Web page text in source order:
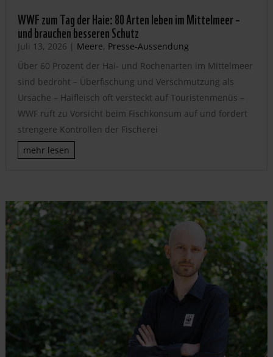
WWF zum Tag der Haie: 80 Arten leben im Mittelmeer –
und brauchen besseren Schutz
Juli 13, 2026 | Meere, Presse-Aussendung
Über 60 Prozent der Hai- und Rochenarten im Mittelmeer
sind bedroht – Überfischung und Verschmutzung als
Ursache – Haifleisch oft versteckt auf Touristenmenüs –
WWF ruft zu Vorsicht beim Fischkonsum auf und fordert
strengere Kontrollen der Fischerei
mehr lesen